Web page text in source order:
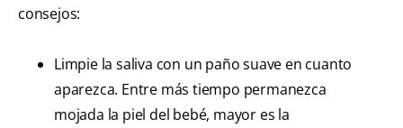
consejos:
Limpie la saliva con un paño suave en cuanto
aparezca. Entre más tiempo permanezca
mojada la piel del bebé, mayor es la